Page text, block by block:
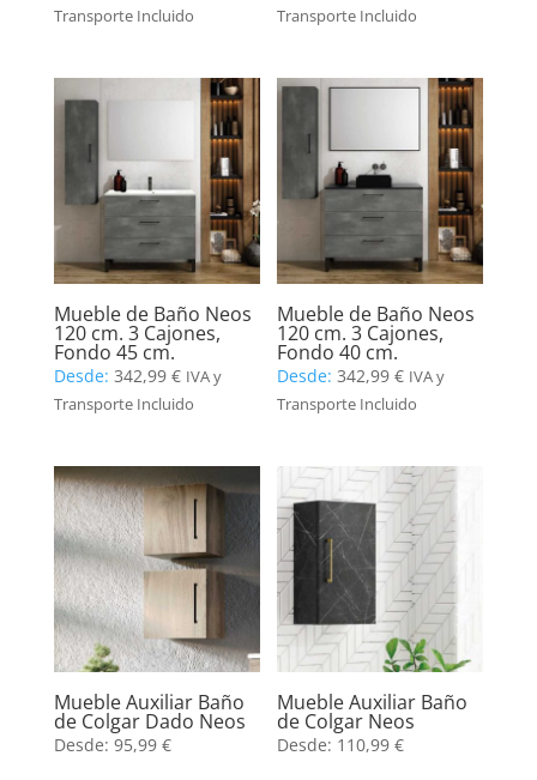
Transporte Incluido
Transporte Incluido
Mueble de Baño Neos
120 cm. 3 Cajones,
Fondo 45 cm.
Desde: 342,99 € IVA y
Transporte Incluido
Mueble de Baño Neos
120 cm. 3 Cajones,
Fondo 40 cm.
Desde:342,99€ IVA y
Transporte Incluido
Mueble Auxiliar Baño
de Colgar Dado Neos
Desde: 95,99 €
Mueble Auxiliar Baño
de Colgar Neos
Desde: 110,99€